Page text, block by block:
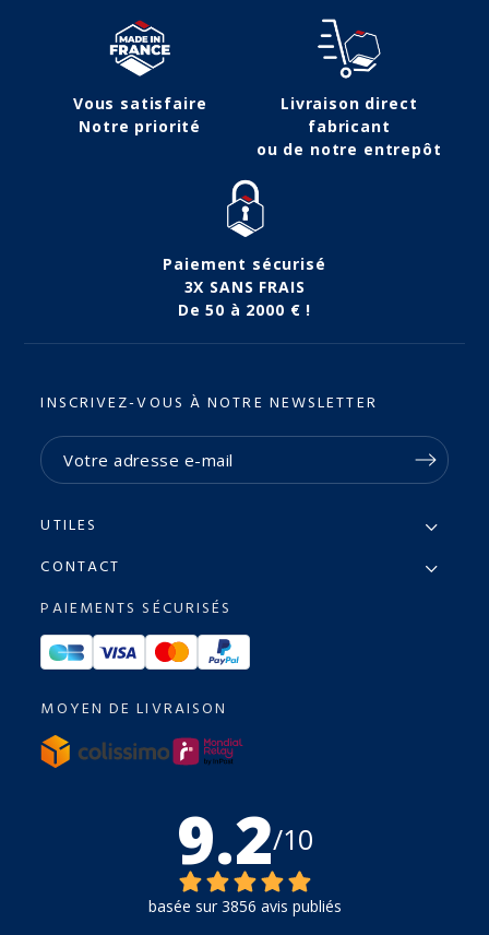
Vous satisfaire
Notre priorité
Livraison direct
fabricant
ou de notre entrepôt
Paiement sécurisé
3X SANS FRAIS
De 50 à 2000 € !
INSCRIVEZ-VOUS À NOTRE NEWSLETTER
UTILES
CONTACT
PAIEMENTS SÉCURISÉS
MOYEN DE LIVRAISON
9.2/10
basée sur 3856 avis publiés